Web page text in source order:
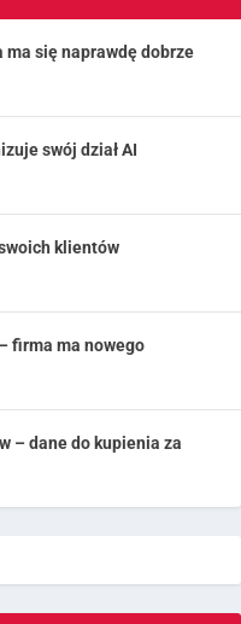
się naprawdę dobrze
swój dział AI
klientów
firma ma nowego
– dane do kupienia za